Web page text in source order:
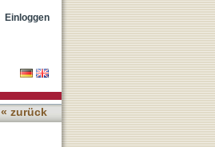
Einloggen
« zurück